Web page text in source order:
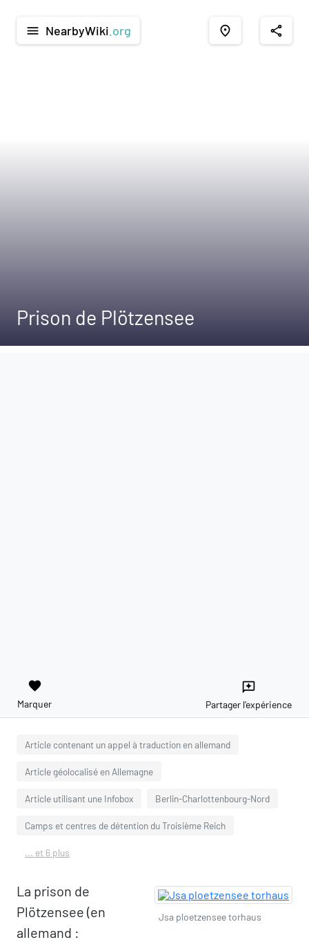
menu NearbyWiki .org place share
Prison de Plötzensee
favorite
Marquer
reviews
Partager l'expérience
Article contenant un appel à traduction en allemand
Article géolocalisé en Allemagne
Article utilisant une Infobox Berlin-Charlottenbourg-Nord
Camps et centres de détention du Troisième Reich
... et 6 plus
Jsa ploetzensee torhaus
La prison de
Plötzensee (en
allemand :